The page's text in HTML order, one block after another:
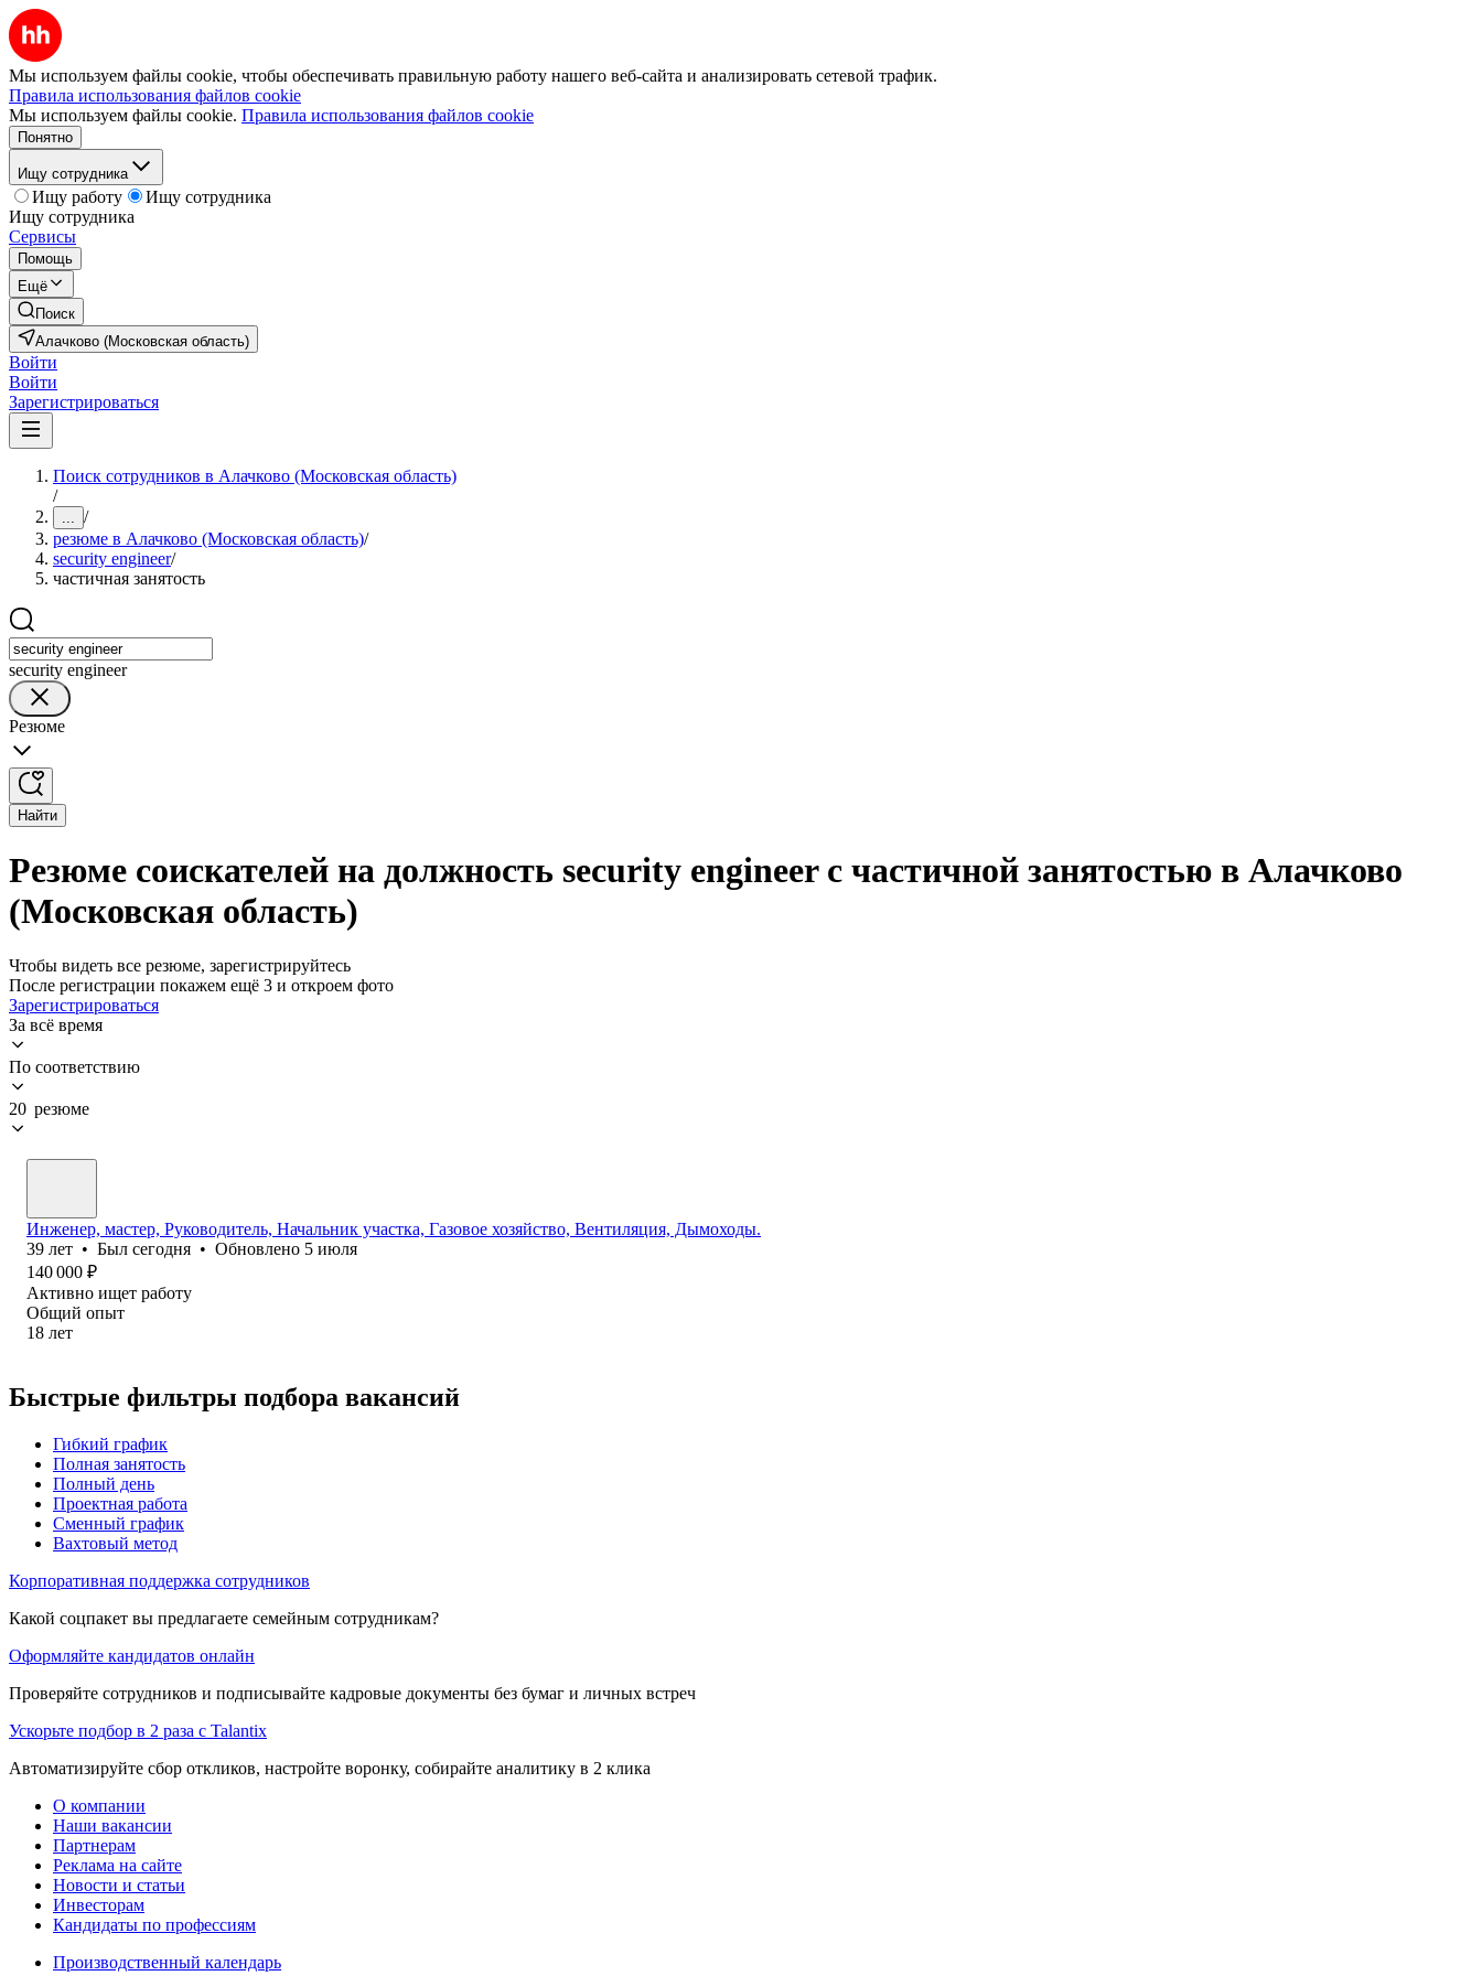
Мы используем файлы cookie, чтобы обеспечивать правильную работу нашего веб-сайта и анализировать сетевой трафик.
Правила использования файлов cookie
Мы используем файлы cookie. Правила использования файлов cookie
Понятно
Ищу сотрудника
Ищу работу
Ищу сотрудника
Ищу сотрудника
Сервисы
Помощь
Ещё
Поиск
Алачково (Московская область)
Войти
Войти
Зарегистрироваться
Поиск сотрудников в Алачково (Московская область)
/
... /
резюме в Алачково (Московская область)/
security engineer/
частичная занятость
security engineer
Резюме
Найти
Резюме соискателей на должность security engineer с частичной занятостью в Алачково
(Московская область)
Чтобы видеть все резюме, зарегистрируйтесь
После регистрации покажем ещё 3 и откроем фото
Зарегистрироваться
За всё время
По соответствию
20 резюме
Инженер, мастер, Руководитель, Начальник участка, Газовое хозяйство, Вентиляция, Дымоходы.
39 лет • Был сегодня • Обновлено 5 июля
140 000 ₽
Активно ищет работу
Общий опыт
18 лет
Быстрые фильтры подбора вакансий
Гибкий график
Полная занятость
Полный день
Проектная работа
Сменный график
Вахтовый метод
Корпоративная поддержка сотрудников
Какой соцпакет вы предлагаете семейным сотрудникам?
Оформляйте кандидатов онлайн
Проверяйте сотрудников и подписывайте кадровые документы без бумаг и личных встреч
Ускорьте подбор в 2 раза с Talantix
Автоматизируйте сбор откликов, настройте воронку, собирайте аналитику в 2 клика
О компании
Наши вакансии
Партнерам
Реклама на сайте
Новости и статьи
Инвесторам
Кандидаты по профессиям
Производственный календарь